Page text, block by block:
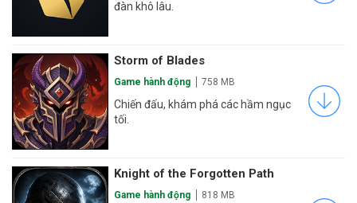
đàn khô lâu.
Storm of Blades
Game hành động 758 MB
Chiến đấu, khám phá các hầm ngục
tối.
Knight of the Forgotten Path
Game hành động 818 MB